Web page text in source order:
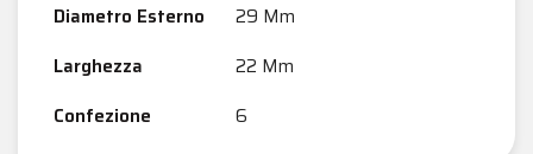
Diametro Esterno
29 Mm
Larghezza
22 Mm
Confezione
6